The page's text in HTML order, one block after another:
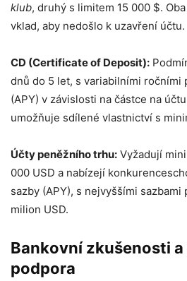
klub, druhý s limitem 15 000 $.
vklad, aby nedošlo k uzavření účtu.
CD (Certificate of Deposit):
dnů do 5 let, s variabilními ročními
(APY) v závislosti na částce na
umožňuje sdílené vlastnictví s
Účty peněžního trhu: Vyžadují
000 USD a nabízejí
sazby (APY), s nejvyššími sazbami
milion USD.
Bankovní zkušenosti
podpora